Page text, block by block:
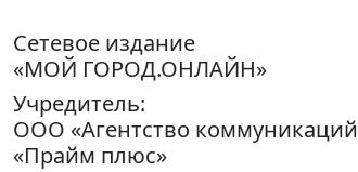
Сетевое издание
«МОЙ ГОРОД.ОНЛАЙН»
Учредитель:
ООО «Агентство коммуникаций
«Прайм плюс»